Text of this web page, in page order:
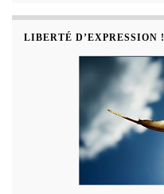
LIBERTÉ D’EXPRESSION !